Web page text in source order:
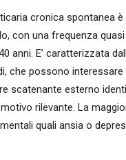
cronica spontanea
con una frequenza
anni. E’ caratterizzata
possono interessare
scatenante esterno
rilevante. La
quali ansia o